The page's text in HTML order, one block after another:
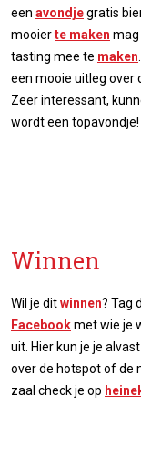
een avondjegratis
mooierte maken mag
tasting mee te maken.
een mooie uitleg over
Zeer interessant,
wordt een topavondje!
Winnen
Wil je ditwinnen? Tag
Facebookmet wie je
uit. Hier kun je je alvast
over de hotspot of de
zaal check je op